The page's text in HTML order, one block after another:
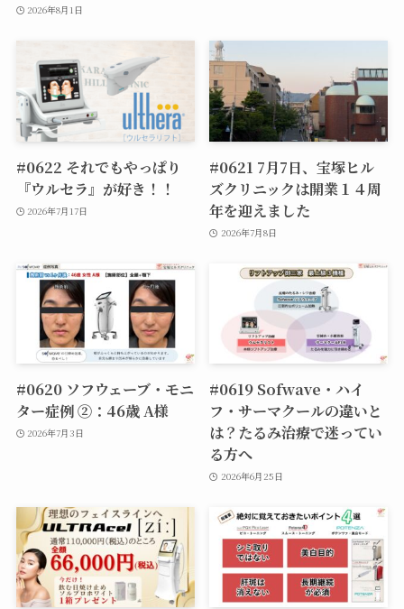
2026年8月1日
#0622 それでもやっぱり
『ウルセラ』が好き！！
2026年7月17日
#0621 7月7日、宝塚ヒル
ズクリニックは開業１４周
年を迎えました
2026年7月8日
#0620 ソフウェーブ・モニ
ター症例 ②：46歳 A様
2026年7月3日
#0619 Sofwave・ハイ
フ・サーマクールの違いと
は？たるみ治療で迷ってい
る方へ
2026年6月25日